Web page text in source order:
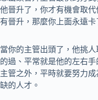
他晉升了，你才有機會取
有晉升，那麼你上面永遠卡
當你的主管出頭了，他挑
的過、平常就是他的左右
主管之外，平時就要努力
缺的人才。